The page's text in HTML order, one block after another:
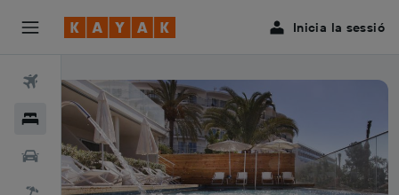
Inicia la sessió
Vols
Hotels
Cotxes